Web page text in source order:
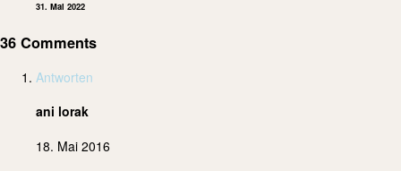
31. Mai 2022
36 Comments
Antworten
ani lorak
18. Mai 2016